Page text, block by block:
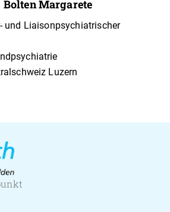
Kindern und
Patienten und
oder
von kranken
sowie
und
und therapeutische
Bolten Margarete
und Liaisonpsychiatrischer
Luzern